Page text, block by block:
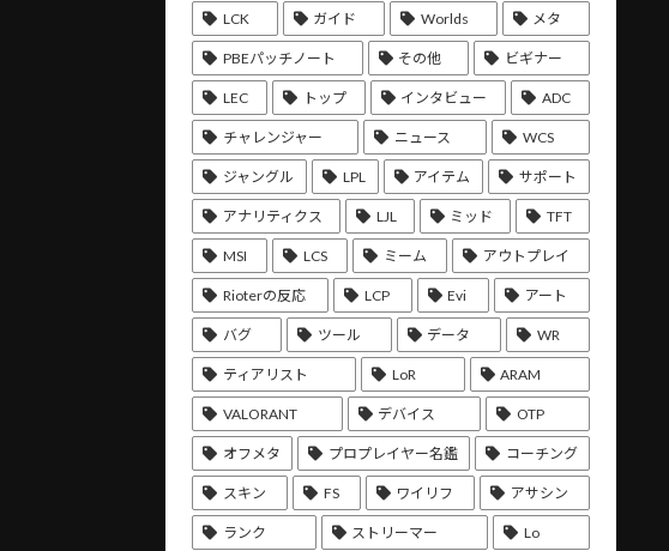
LCK ガイド Worlds メタ
PBEパッチノート その他 ビギナー
LEC トップ インタビュー ADC
チャレンジャー ニュース WCS
ジャングル LPL アイテム サポート
アナリティクス LJL ミッド TFT
MSI LCS ミーム アウトプレイ
Rioterの反応 LCP Evi アート
バグ ツール データ WR
ティアリスト LoR ARAM
VALORANT デバイス OTP
オフメタ プロプレイヤー名鑑 コーチング
スキン FS ワイリフ アサシン
ランク ストリーマー Lo